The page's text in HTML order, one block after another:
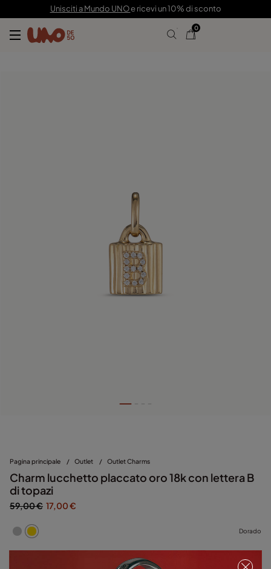
Unisciti a Mundo UNOe ricevi un 10% di sconto
0
Pagina principale / Outlet / Outlet Charms
Charm lucchetto placcato oro 18k con lettera B
di topazi
59,00 € 17,00 €
Dorado
Aggiungi al carrello